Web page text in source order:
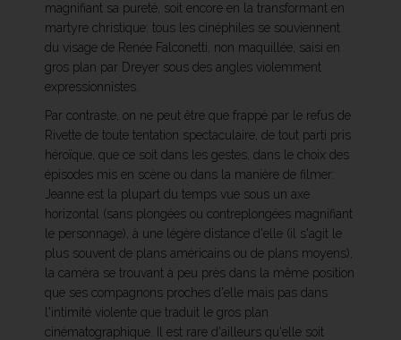
magnifiant sa pureté, soit encore en la transformant en
martyre christique: tous les cinéphiles se souviennent
du visage de Renée Falconetti, non maquillée, saisi en
gros plan par Dreyer sous des angles violemment
expressionnistes.
Par contraste, on ne peut être que frappé par le refus de
Rivette de toute tentation spectaculaire, de tout parti pris
héroïque, que ce soit dans les gestes, dans le choix des
épisodes mis en scène ou dans la manière de filmer:
Jeanne est la plupart du temps vue sous un axe
horizontal (sans plongées ou contreplongées magnifiant
le personnage), à une légère distance d'elle (il s'agit le
plus souvent de plans américains ou de plans moyens),
la caméra se trouvant à peu près dans la même position
que ses compagnons proches d'elle mais pas dans
l'intimité violente que traduit le gros plan
cinématographique. Il est rare d'ailleurs qu'elle soit